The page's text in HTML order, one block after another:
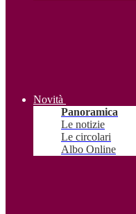
Novità
Panoramica
Le notizie
Le circolari
Albo Online